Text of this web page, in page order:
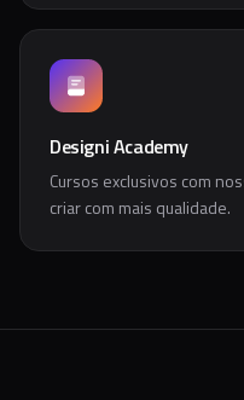
Designi Academy
Cursos exclusivos com
criar com mais qualidade.